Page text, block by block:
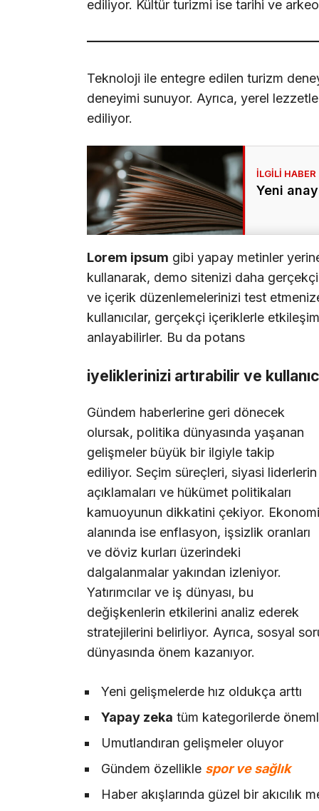
ediliyor. Kültür turizmi ise tarihi ve
Teknoloji ile entegre edilen turizm
deneyimi sunuyor. Ayrıca, yerel
ediliyor.
Yeni
Lorem ipsum gibi yapay metinler
kullanarak, demo sitenizi daha
ve içerik düzenlemelerinizi test
kullanıcılar, gerçekçi içeriklerle
anlayabilirler. Bu da potans
iyeliklerinizi artırabilir ve
Gündem haberlerine geri dönecek
olursak, politika dünyasında yaşanan
gelişmeler büyük bir ilgiyle takip
ediliyor. Seçim süreçleri, siyasi liderlerin
açıklamaları ve hükümet politikaları
kamuoyunun dikkatini çekiyor. Ekonomi
alanında ise enflasyon, işsizlik oranları
ve döviz kurları üzerindeki
dalgalanmalar yakından izleniyor.
Yatırımcılar ve iş dünyası, bu
değişkenlerin etkilerini analiz ederek
stratejilerini belirliyor. Ayrıca, sosyal
dünyasında önem kazanıyor.
Yeni gelişmelerde hız oldukça arttı
Yapay zeka tüm kategorilerde
Umutlandıran gelişmeler oluyor
Gündem özellikle spor ve sağlık
Haber akışlarında güzel bir akıcılık